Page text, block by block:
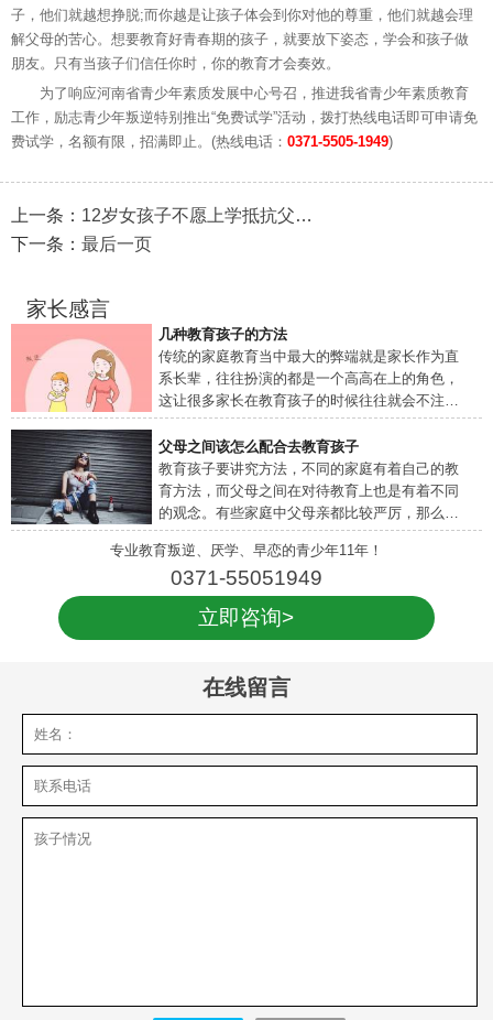
子，他们就越想挣脱;而你越是让孩子体会到你对他的尊重，他们就越会理
解父母的苦心。想要教育好青春期的孩子，就要放下姿态，学会和孩子做
朋友。只有当孩子们信任你时，你的教育才会奏效。
为了响应河南省青少年素质发展中心号召，推进我省青少年素质教育
工作，励志青少年叛逆特别推出“免费试学”活动，拨打热线电话即可申请免
费试学，名额有限，招满即止。(热线电话： 0371-5505-1949)
上一条： 12岁女孩子不愿上学抵抗父母
怎么办
下一条： 最后一页
家长感言
几种教育孩子的方法
传统的家庭教育当中最大的弊端就是家长作为直
系长辈，往往扮演的都是一个高高在上的角色，
这让很多家长在教育孩子的时候往往就会不注重
自己
父母之间该怎么配合去教育孩子
教育孩子要讲究方法，不同的家庭有着自己的教
育方法，而父母之间在对待教育上也是有着不同
的观念。有些家庭中父母亲都比较严厉，那么孩
子在
专业教育叛逆、厌学、早恋的青少年11年！
0371-55051949
立即咨询>
在线留言